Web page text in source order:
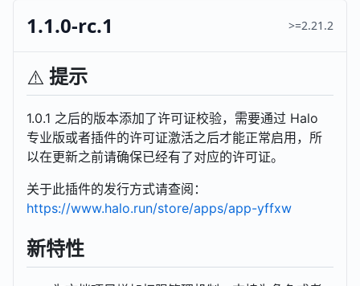
1.1.0-rc.1 >=2.21.2
⚠️ 提示
1.0.1 之后的版本添加了许可证校验，需要通过 Halo
专业版或者插件的许可证激活之后才能正常启用，所
以在更新之前请确保已经有了对应的许可证。
关于此插件的发行方式请查阅：
https://www.halo.run/store/apps/app-yffxw
新特性